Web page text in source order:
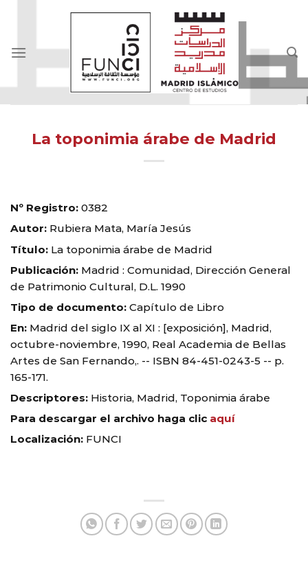
La toponimia árabe de Madrid
Nº Registro: 0382
Autor: Rubiera Mata, María Jesús
Título: La toponimia árabe de Madrid
Publicación: Madrid : Comunidad, Dirección General
de Patrimonio Cultural, D.L. 1990
Tipo de documento: Capítulo de Libro
En: Madrid del siglo IX al XI : [exposición], Madrid,
octubre-noviembre, 1990, Real Academia de Bellas
Artes de San Fernando,. -- ISBN 84-451-0243-5 -- p.
165-171.
Descriptores: Historia, Madrid, Toponimia árabe
Para descargar el archivo haga clic aquí
Localización: FUNCI